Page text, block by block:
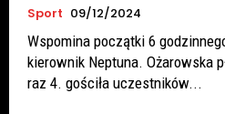
Sport 09/12/2024
Wspomina początki 6
kierownik Neptuna. Ożarowska
raz 4. gościła uczestników...